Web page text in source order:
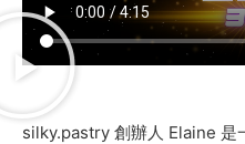
silky.pastry 創辦人 Elaine 是